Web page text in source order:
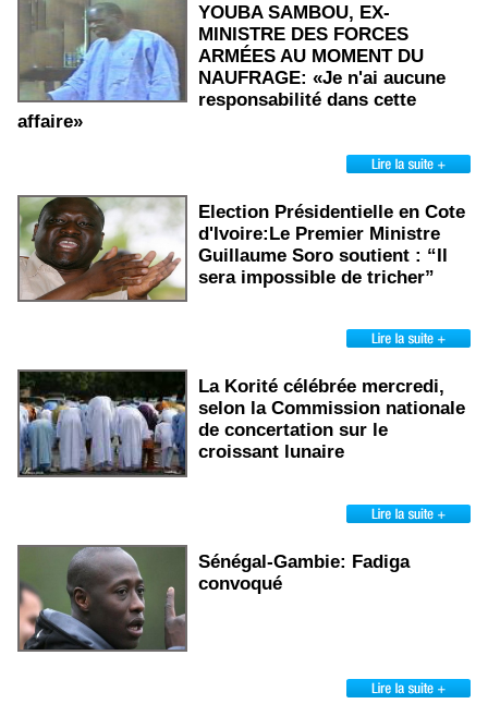
YOUBA SAMBOU, EX-
MINISTRE DES FORCES
ARMÉES AU MOMENT DU
NAUFRAGE: «Je n'ai aucune
responsabilité dans cette
affaire»
Election Présidentielle en Cote
d'Ivoire:Le Premier Ministre
Guillaume Soro soutient : “Il
sera impossible de tricher”
La Korité célébrée mercredi,
selon la Commission nationale
de concertation sur le
croissant lunaire
Sénégal-Gambie: Fadiga
convoqué